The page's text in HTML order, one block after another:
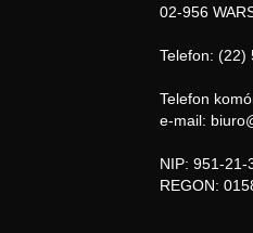
02-956
Telefon: (22)
Telefon
e-mail:
NIP: 951-21-
REGON: